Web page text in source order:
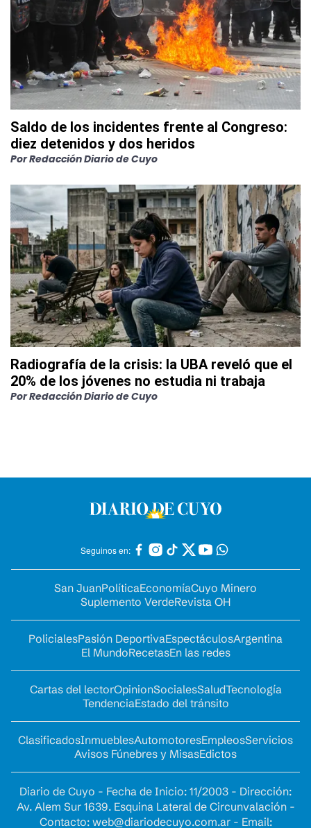
Saldo de los incidentes frente al Congreso:
diez detenidos y dos heridos
PorRedacción Diario de Cuyo
Radiografía de la crisis: la UBA reveló que el
20% de los jóvenes no estudia ni trabaja
PorRedacción Diario de Cuyo
Seguinos en:
San JuanPolíticaEconomíaCuyo Minero
Suplemento VerdeRevista OH
PolicialesPasión DeportivaEspectáculosArgentina
El MundoRecetasEn las redes
Cartas del lectorOpinionSocialesSaludTecnología
TendenciaEstado del tránsito
ClasificadosInmueblesAutomotoresEmpleosServicios
Avisos Fúnebres y MisasEdictos
Diario de Cuyo - Fecha de Inicio: 11/2003 - Dirección:
Av. Alem Sur 1639. Esquina Lateral de Circunvalación -
Contacto: web@diariodecuyo.com.ar- Email: